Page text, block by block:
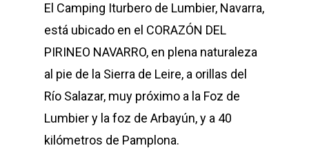
El Camping Iturbero de Lumbier, Navarra,
está ubicado en el CORAZÓN DEL
PIRINEO NAVARRO, en plena naturaleza
al pie de la Sierra de Leire, a orillas del
Río Salazar, muy próximo a la Foz de
Lumbier y la foz de Arbayún, y a 40
kilómetros de Pamplona.